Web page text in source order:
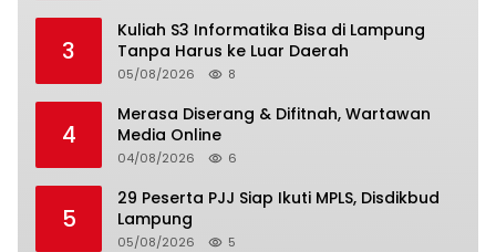
3
Kuliah S3 Informatika Bisa di Lampung
Tanpa Harus ke Luar Daerah
05/08/2026 8
4
Merasa Diserang & Difitnah, Wartawan
Media Online
04/08/2026 6
5
29 Peserta PJJ Siap Ikuti MPLS, Disdikbud
Lampung
05/08/2026 5